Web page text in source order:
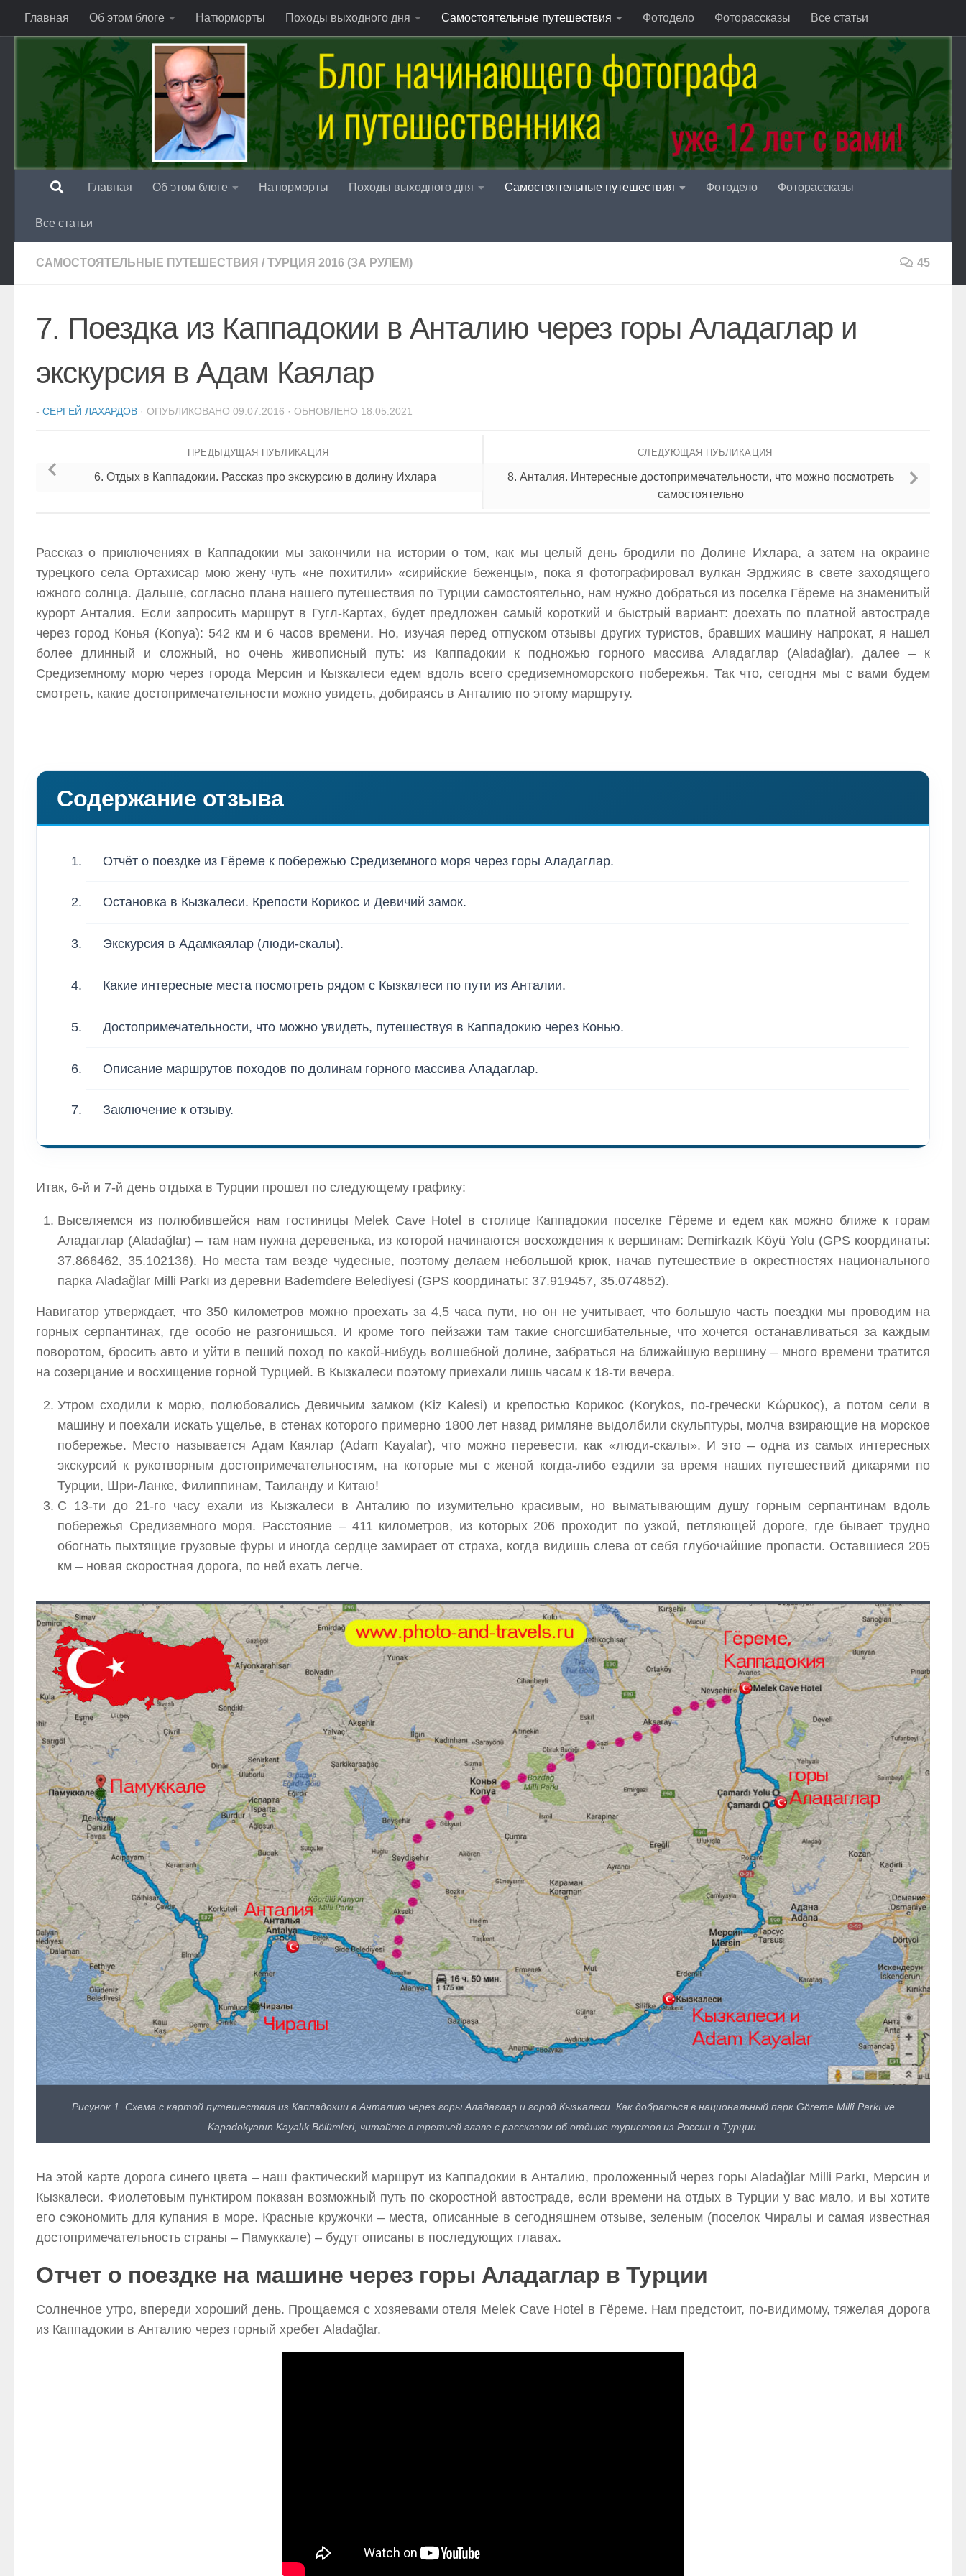
Перейти к содержимому
Главная Об этом блоге Натюрморты Походы выходного дня Самостоятельные путешествия Фотодело Фоторассказы Все статьи
Главная Об этом блоге Натюрморты Походы выходного дня Самостоятельные путешествия Фотодело Фоторассказы
Все статьи
САМОСТОЯТЕЛЬНЫЕ ПУТЕШЕСТВИЯ / ТУРЦИЯ 2016 (ЗА РУЛЕМ) 45
7. Поездка из Каппадокии в Анталию через горы Аладаглар и
экскурсия в Адам Каялар
- СЕРГЕЙ ЛАХАРДОВ · ОПУБЛИКОВАНО 09.07.2016 · ОБНОВЛЕНО 18.05.2021
СЛЕДУЮЩАЯ ПУБЛИКАЦИЯ
8. Анталия. Интересные достопримечательности, что можно посмотреть
самостоятельно
ПРЕДЫДУЩАЯ ПУБЛИКАЦИЯ
6. Отдых в Каппадокии. Рассказ про экскурсию в долину Ихлара
Рассказ о приключениях в Каппадокии мы закончили на истории о том, как мы целый день бродили по Долине Ихлара, а затем на окраине
турецкого села Ортахисар мою жену чуть «не похитили» «сирийские беженцы», пока я фотографировал вулкан Эрджияс в свете заходящего
южного солнца. Дальше, согласно плана нашего путешествия по Турции самостоятельно, нам нужно добраться из поселка Гёреме на знаменитый
курорт Анталия. Если запросить маршрут в Гугл-Картах, будет предложен самый короткий и быстрый вариант: доехать по платной автостраде
через город Конья (Konya): 542 км и 6 часов времени. Но, изучая перед отпуском отзывы других туристов, бравших машину напрокат, я нашел
более длинный и сложный, но очень живописный путь: из Каппадокии к подножью горного массива Аладаглар (Aladağlar), далее – к
Средиземному морю через города Мерсин и Кызкалеси едем вдоль всего средиземноморского побережья. Так что, сегодня мы с вами будем
смотреть, какие достопримечательности можно увидеть, добираясь в Анталию по этому маршруту.
Содержание отзыва
Отчёт о поездке из Гёреме к побережью Средиземного моря через горы Аладаглар.
Остановка в Кызкалеси. Крепости Корикос и Девичий замок.
Экскурсия в Адамкаялар (люди-скалы).
Какие интересные места посмотреть рядом с Кызкалеси по пути из Анталии.
Достопримечательности, что можно увидеть, путешествуя в Каппадокию через Конью.
Описание маршрутов походов по долинам горного массива Аладаглар.
Заключение к отзыву.
Итак, 6-й и 7-й день отдыха в Турции прошел по следующему графику:
Выселяемся из полюбившейся нам гостиницы Melek Cave Hotel в столице Каппадокии поселке Гёреме и едем как можно ближе к горам
Аладаглар (Aladağlar) – там нам нужна деревенька, из которой начинаются восхождения к вершинам: Demirkazık Köyü Yolu (GPS координаты:
37.866462, 35.102136). Но места там везде чудесные, поэтому делаем небольшой крюк, начав путешествие в окрестностях национального
парка Aladağlar Milli Parkı из деревни Bademdere Belediyesi (GPS координаты: 37.919457, 35.074852).
Навигатор утверждает, что 350 километров можно проехать за 4,5 часа пути, но он не учитывает, что большую часть поездки мы проводим на
горных серпантинах, где особо не разгонишься. И кроме того пейзажи там такие сногсшибательные, что хочется останавливаться за каждым
поворотом, бросить авто и уйти в пеший поход по какой-нибудь волшебной долине, забраться на ближайшую вершину – много времени тратится
на созерцание и восхищение горной Турцией. В Кызкалеси поэтому приехали лишь часам к 18-ти вечера.
Утром сходили к морю, полюбовались Девичьим замком (Kiz Kalesi) и крепостью Корикос (Korykos, по-гречески Κώρυκος), а потом сели в
машину и поехали искать ущелье, в стенах которого примерно 1800 лет назад римляне выдолбили скульптуры, молча взирающие на морское
побережье. Место называется Адам Каялар (Adam Kayalar), что можно перевести, как «люди-скалы». И это – одна из самых интересных
экскурсий к рукотворным достопримечательностям, на которые мы с женой когда-либо ездили за время наших путешествий дикарями по
Турции, Шри-Ланке, Филиппинам, Таиланду и Китаю!
С 13-ти до 21-го часу ехали из Кызкалеси в Анталию по изумительно красивым, но выматывающим душу горным серпантинам вдоль
побережья Средиземного моря. Расстояние – 411 километров, из которых 206 проходит по узкой, петляющей дороге, где бывает трудно
обогнать пыхтящие грузовые фуры и иногда сердце замирает от страха, когда видишь слева от себя глубочайшие пропасти. Оставшиеся 205
км – новая скоростная дорога, по ней ехать легче.
Рисунок 1. Схема с картой путешествия из Каппадокии в Анталию через горы Аладаглар и город Кызкалеси. Как добраться в национальный парк Göreme Millî Parkı ve
Kapadokyanın Kayalık Bölümleri, читайте в третьей главе с рассказом об отдыхе туристов из России в Турции.
На этой карте дорога синего цвета – наш фактический маршрут из Каппадокии в Анталию, проложенный через горы Aladağlar Milli Parkı, Мерсин и
Кызкалеси. Фиолетовым пунктиром показан возможный путь по скоростной автостраде, если времени на отдых в Турции у вас мало, и вы хотите
его сэкономить для купания в море. Красные кружочки – места, описанные в сегодняшнем отзыве, зеленым (поселок Чиралы и самая известная
достопримечательность страны – Памуккале) – будут описаны в последующих главах.
Отчет о поездке на машине через горы Аладаглар в Турции
Солнечное утро, впереди хороший день. Прощаемся с хозяевами отеля Melek Cave Hotel в Гёреме. Нам предстоит, по-видимому, тяжелая дорога
из Каппадокии в Анталию через горный хребет Aladağlar.